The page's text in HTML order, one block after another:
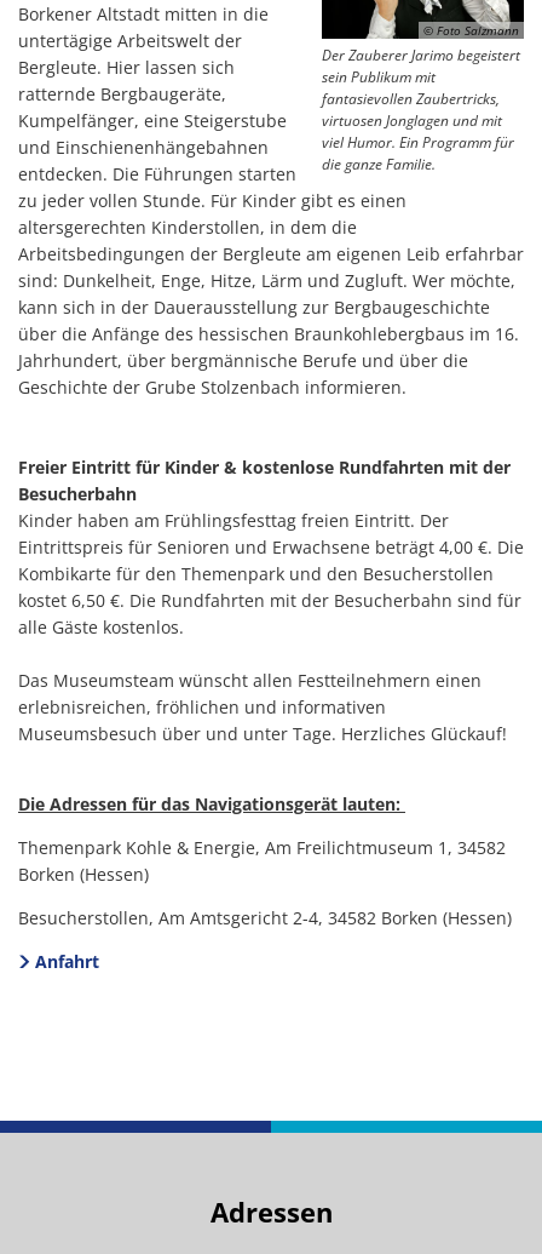
© Foto Salzmann
Der Zauberer Jarimo begeistert
sein Publikum mit
fantasievollen Zaubertricks,
virtuosen Jonglagen und mit
viel Humor. Ein Programm für
die ganze Familie.
Borkener Altstadt mitten in die
untertägige Arbeitswelt der
Bergleute. Hier lassen sich
ratternde Bergbaugeräte,
Kumpelfänger, eine Steigerstube
und Einschienenhängebahnen
entdecken. Die Führungen starten
zu jeder vollen Stunde. Für Kinder gibt es einen
altersgerechten Kinderstollen, in dem die
Arbeitsbedingungen der Bergleute am eigenen Leib erfahrbar
sind: Dunkelheit, Enge, Hitze, Lärm und Zugluft. Wer möchte,
kann sich in der Dauerausstellung zur Bergbaugeschichte
über die Anfänge des hessischen Braunkohlebergbaus im 16.
Jahrhundert, über bergmännische Berufe und über die
Geschichte der Grube Stolzenbach informieren.
Freier Eintritt für Kinder & kostenlose Rundfahrten mit der
Besucherbahn
Kinder haben am Frühlingsfesttag freien Eintritt. Der
Eintrittspreis für Senioren und Erwachsene beträgt 4,00 €. Die
Kombikarte für den Themenpark und den Besucherstollen
kostet 6,50 €. Die Rundfahrten mit der Besucherbahn sind für
alle Gäste kostenlos.
Das Museumsteam wünscht allen Festteilnehmern einen
erlebnisreichen, fröhlichen und informativen
Museumsbesuch über und unter Tage. Herzliches Glückauf!
Die Adressen für das Navigationsgerät lauten:
Themenpark Kohle & Energie, Am Freilichtmuseum 1, 34582
Borken (Hessen)
Besucherstollen, Am Amtsgericht 2-4, 34582 Borken (Hessen)
Anfahrt
Adressen